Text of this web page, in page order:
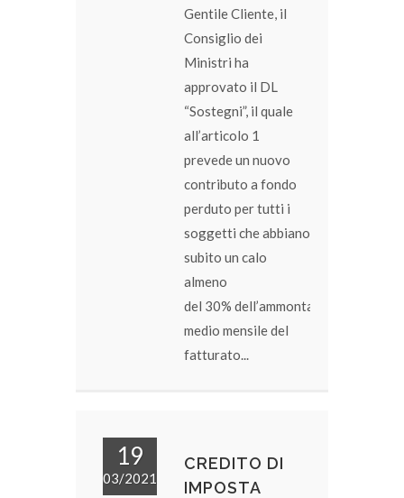
Gentile Cliente, il
Consiglio dei
Ministri ha
approvato il DL
“Sostegni”, il quale
all’articolo 1
prevede un nuovo
contributo a fondo
perduto per tutti i
soggetti che abbiano
subito un calo
almeno
del 30% dell’ammontare
medio mensile del
fatturato...
19
03/2021
CREDITO DI
IMPOSTA